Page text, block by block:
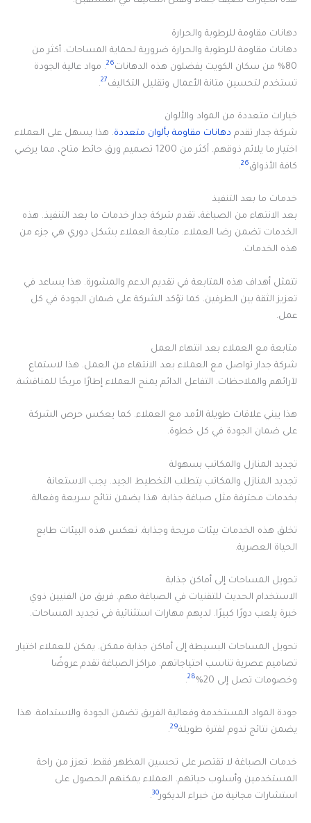
دهانات مقاومة للرطوبة والحرارة
دهانات مقاومة للرطوبة والحرارة ضرورية لحماية المساحات. أكثر من
80% من سكان الكويت يفضلون هذه الدهانات
26. مواد عالية الجودة
تستخدم لتحسين متانة الأعمال وتقليل التكاليف27
.
خيارات متعددة من المواد والألوان
شركة جدار تقدم دهانات مقاومة بألوان متعددة. هذا يسهل على العملاء
اختيار ما يلائم ذوقهم. أكثر من 1200 تصميم ورق حائط متاح، مما يرضي
كافة الأذواق26
.
خدمات ما بعد التنفيذ
بعد الانتهاء من الصباغة، تقدم شركة جدار خدمات ما بعد التنفيذ. هذه
الخدمات تضمن رضا العملاء. متابعة العملاء بشكل دوري هي جزء من
هذه الخدمات.
تتمثل أهداف هذه المتابعة في تقديم الدعم والمشورة. هذا يساعد في
تعزيز الثقة بين الطرفين. كما تؤكد الشركة على ضمان الجودة في كل
عمل.
متابعة مع العملاء بعد انتهاء العمل
شركة جدار تواصل مع العملاء بعد الانتهاء من العمل. هذا لاستماع
لآرائهم والملاحظات. التفاعل الدائم يمنح العملاء إطارًا مريحًا للمناقشة.
هذا يبني علاقات طويلة الأمد مع العملاء. كما يعكس حرص الشركة
على ضمان الجودة في كل خطوة.
تجديد المنازل والمكاتب بسهولة
تجديد المنازل والمكاتب يتطلب التخطيط الجيد. يجب الاستعانة
بخدمات محترفة مثل صباغة جذابة. هذا يضمن نتائج سريعة وفعالة.
تخلق هذه الخدمات بيئات مريحة وجذابة. تعكس هذه البيئات طابع
الحياة العصرية.
تحويل المساحات إلى أماكن جذابة
الاستخدام الحديث للتقنيات في الصباغة مهم. فريق من الفنيين ذوي
خبرة يلعب دورًا كبيرًا. لديهم مهارات استثنائية في تجديد المساحات.
تحويل المساحات البسيطة إلى أماكن جذابة ممكن. يمكن للعملاء اختيار
تصاميم عصرية تناسب احتياجاتهم. مراكز الصباغة تقدم عروضًا
وخصومات تصل إلى 20%
28
.
جودة المواد المستخدمة وفعالية الفريق تضمن الجودة والاستدامة. هذا
يضمن نتائج تدوم لفترة طويلة29
.
خدمات الصباغة لا تقتصر على تحسين المظهر فقط. تعزز من راحة
المستخدمين وأسلوب حياتهم. العملاء يمكنهم الحصول على
استشارات مجانية من خبراء الديكور30
.